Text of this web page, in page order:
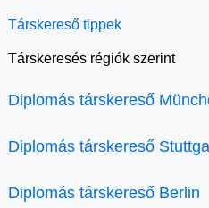
Társkereső tippek
Társkeresés régiók szerint
Diplomás társkereső
Diplomás társkereső
Diplomás társkereső Berlin